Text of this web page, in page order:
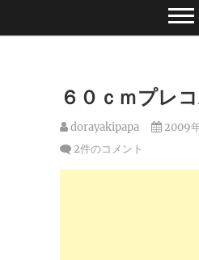
６０ｃｍプレ
dorayakipapa
2009
2件のコメント